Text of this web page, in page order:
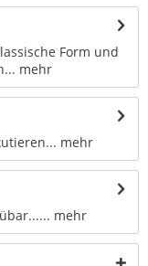
Form und
mehr
mehr
mehr